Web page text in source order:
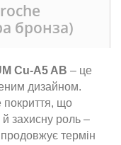
бронза)
Cu-A5 AB – це
дизайном.
покриття, що
й захисну роль –
продовжує термін